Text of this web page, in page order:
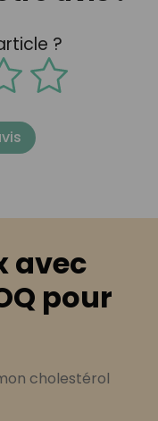
?
avec
pour
cholestérol